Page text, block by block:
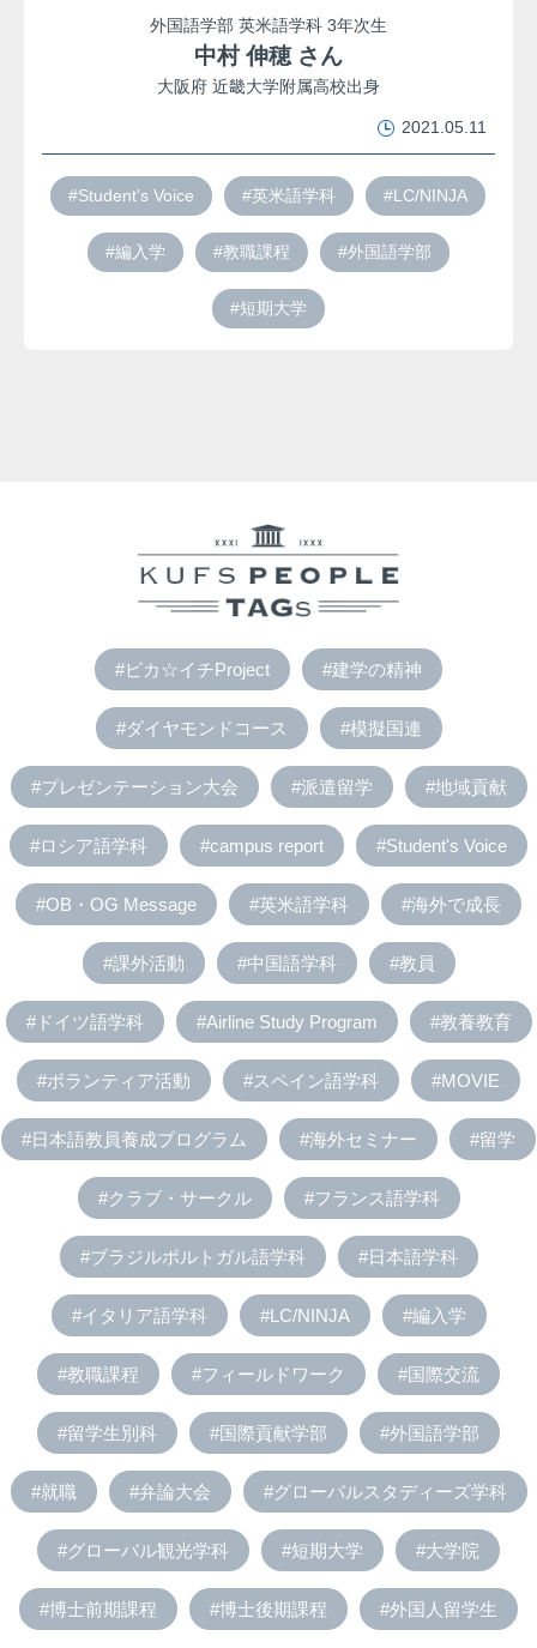
外国語学部 英米語学科 3年次生
中村 伸穂 さん
大阪府 近畿大学附属高校出身
2021.05.11
#Student's Voice #英米語学科 #LC/NINJA
#編入学 #教職課程 #外国語学部
#短期大学
#ピカ☆イチProject #建学の精神
#ダイヤモンドコース #模擬国連
#プレゼンテーション大会 #派遣留学 #地域貢献
#ロシア語学科 #campus report #Student's Voice
#OB・OG Message #英米語学科 #海外で成長
#課外活動 #中国語学科 #教員
#ドイツ語学科 #Airline Study Program #教養教育
#ボランティア活動 #スペイン語学科 #MOVIE
#日本語教員養成プログラム #海外セミナー #留学
#クラブ・サークル #フランス語学科
#ブラジルポルトガル語学科 #日本語学科
#イタリア語学科 #LC/NINJA #編入学
#教職課程 #フィールドワーク #国際交流
#留学生別科 #国際貢献学部 #外国語学部
#就職 #弁論大会 #グローバルスタディーズ学科
#グローバル観光学科 #短期大学 #大学院
#博士前期課程 #博士後期課程 #外国人留学生